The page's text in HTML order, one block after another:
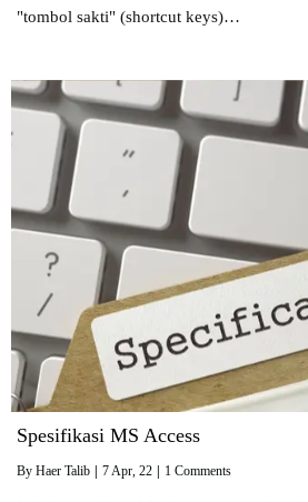
"tombol sakti" (shortcut keys)…
Spesifikasi MS Access
By Haer Talib 7Apr, 22 1 Comments